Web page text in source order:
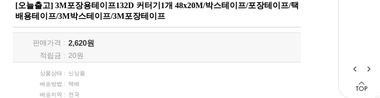
[오늘출고] 3M포장용테이프132D 커터기1개 48x20M/박스테이프/포장테이프/택
배용테이프/3M박스테이프/3M포장테이프
판매가격 : 2,620원
적립금 : 20원
상품상태 :
신상품
배송방법 :
택배
배송지역 :
전국